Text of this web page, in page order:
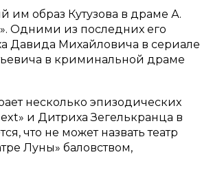
им образ Кутузова в драме А.
Одними из последних его
Давида Михайловича в сериале
в криминальной драме
несколько эпизодических
и Дитриха Зегелькранца в
что не может назвать театр
Луны» баловством,